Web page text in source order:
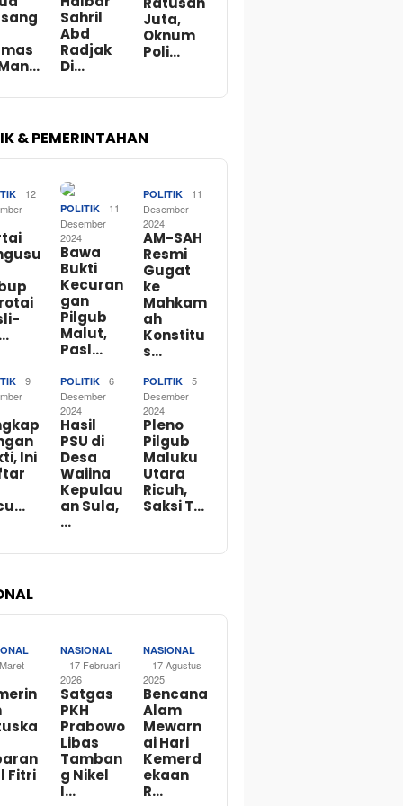
Sahril
Abd
Radjak
Di…
Juta,
Oknum
Poli…
& PEMERINTAHAN
12
POLITIK
11
Desember
2024
Bawa
Bukti
Kecuran
gan
Pilgub
Malut,
Pasl…
POLITIK
11
Desember
2024
AM-SAH
Resmi
Gugat
ke
Mahkam
ah
Konstitu
s…
9
Ini
POLITIK
6
Desember
2024
Hasil
PSU di
Desa
Waiina
Kepulau
an Sula,
…
POLITIK
5
Desember
2024
Pleno
Pilgub
Maluku
Utara
Ricuh,
Saksi T…
Fitri
NASIONAL
17 Februari
2026
Satgas
PKH
Prabowo
Libas
Tamban
g Nikel
I…
NASIONAL
17 Agustus
2025
Bencana
Alam
Mewarn
ai Hari
Kemerd
ekaan
R…